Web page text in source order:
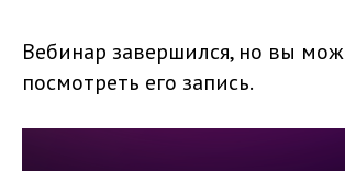
Вебинар завершился, но вы
посмотреть его запись.